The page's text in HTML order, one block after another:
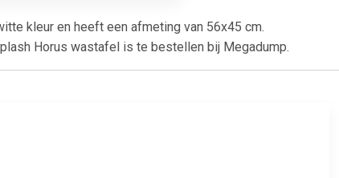
kleur en heeft een afmeting van 56x45 cm.
Horus wastafel is te bestellen bij Megadump.